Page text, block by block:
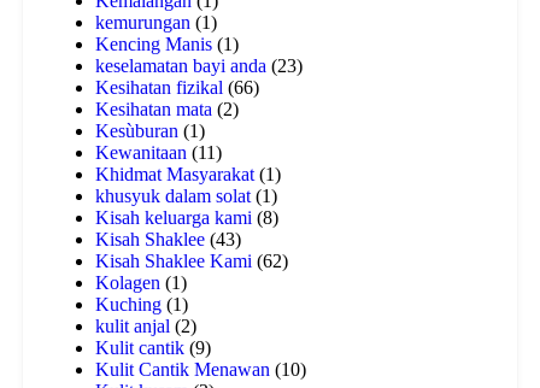
kemurungan (1)
Kencing Manis (1)
keselamatan bayi anda (23)
Kesihatan fizikal (66)
Kesihatan mata (2)
Kesùburan (1)
Kewanitaan (11)
Khidmat Masyarakat (1)
khusyuk dalam solat (1)
Kisah keluarga kami (8)
Kisah Shaklee (43)
Kisah Shaklee Kami (62)
Kolagen (1)
Kuching (1)
kulit anjal (2)
Kulit cantik (9)
Kulit Cantik Menawan (10)